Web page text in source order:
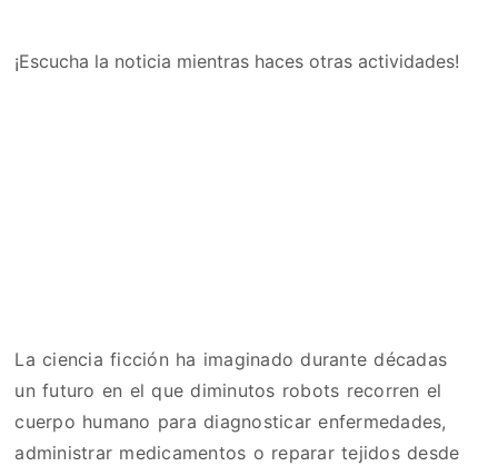
¡Escucha la noticia mientras haces otras actividades!
La ciencia ficción ha imaginado durante décadas
un futuro en el que diminutos robots recorren el
cuerpo humano para diagnosticar enfermedades,
administrar medicamentos o reparar tejidos desde